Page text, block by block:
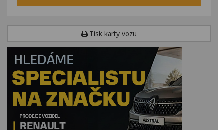
Tisk karty vozu